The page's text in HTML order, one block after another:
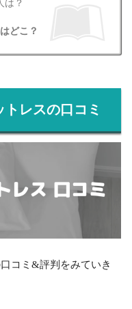
は？
どこ？
レスの口コミ
コミ&評判をみていき